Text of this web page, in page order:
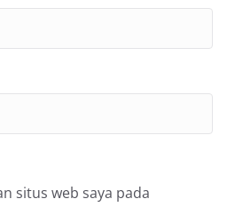
situs web saya pada